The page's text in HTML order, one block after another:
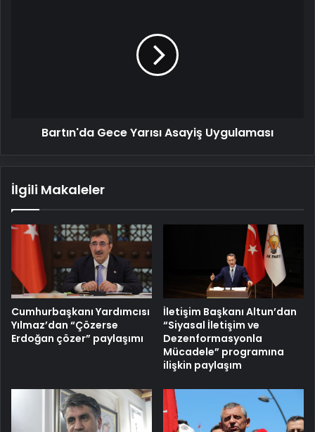
Bartın'da Gece Yarısı Asayiş Uygulaması
İlgili Makaleler
Cumhurbaşkanı Yardımcısı
Yılmaz’dan “Çözerse
Erdoğan çözer” paylaşımı
İletişim Başkanı Altun’dan
“Siyasal İletişim ve
Dezenformasyonla
Mücadele” programına
ilişkin paylaşım